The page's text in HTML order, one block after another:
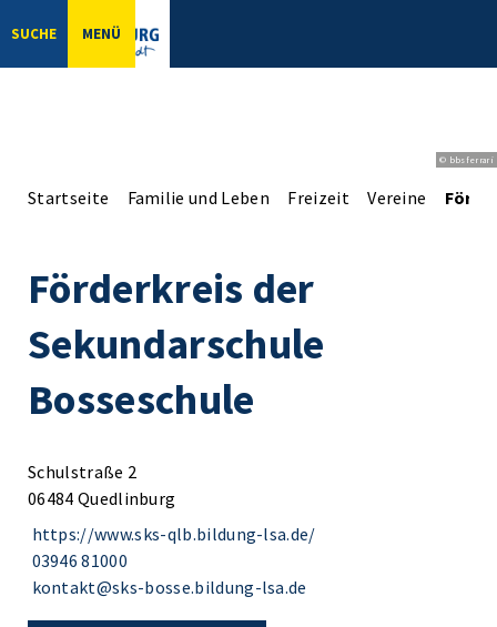
SUCHE MENÜ
© bbsferrari
Startseite Familie und Leben Freizeit Vereine
Förderkreis der
Sekundarschule
Bosseschule
Schulstraße 2
06484 Quedlinburg
https://www.sks-qlb.bildung-lsa.de/
03946 81000
kontakt@sks-bosse.bildung-lsa.de